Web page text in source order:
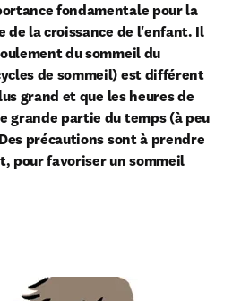
fondamentale pour la
de la croissance de l'enfant. Il
du sommeil du
de sommeil) est différent
grand et que les heures de
grande partie du temps (à peu
précautions sont à prendre
pour favoriser un sommeil